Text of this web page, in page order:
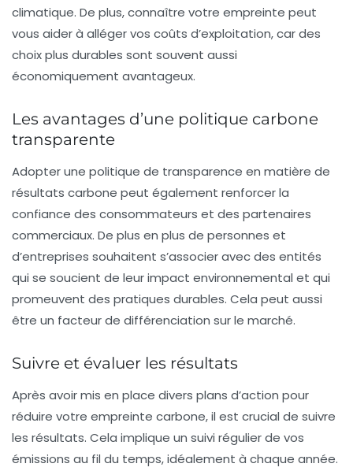
climatique. De plus, connaître votre empreinte peut
vous aider à alléger vos coûts d’exploitation, car des
choix plus durables sont souvent aussi
économiquement avantageux.
Les avantages d’une politique carbone
transparente
Adopter une politique de transparence en matière de
résultats carbone peut également renforcer la
confiance des consommateurs et des partenaires
commerciaux. De plus en plus de personnes et
d’entreprises souhaitent s’associer avec des entités
qui se soucient de leur impact environnemental et qui
promeuvent des pratiques durables. Cela peut aussi
être un facteur de différenciation sur le marché.
Suivre et évaluer les résultats
Après avoir mis en place divers plans d’action pour
réduire votre empreinte carbone, il est crucial de suivre
les résultats. Cela implique un suivi régulier de vos
émissions au fil du temps, idéalement à chaque année.